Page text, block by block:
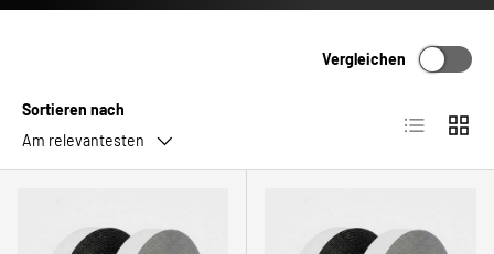
Sortieren nach
Am relevantesten
Vergleichen